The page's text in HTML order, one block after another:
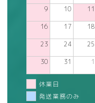
9 10 11
16 17 18
23 24 25
30 31 1
休業日
発送業務のみ